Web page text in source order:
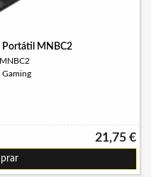
Portátil MNBC2
Gaming
21,75 €